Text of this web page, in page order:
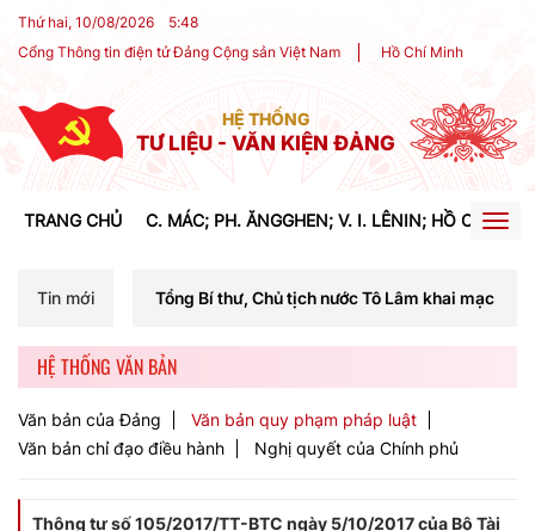
Thứ hai, 10/08/2026 5:48
Cổng Thông tin điện tử Đảng Cộng sản Việt Nam
Hồ Chí Minh
HỆ THỐNG
TƯ LIỆU - VĂN KIỆN ĐẢNG
TRANG CHỦ C. MÁC; PH. ĂNGGHEN; V. I. LÊNIN; HỒ CHÍ
Tin mới
Bí thư, Chủ tịch nước Tô Lâm khai mạc Hội nghị Trung ương
HỆ THỐNG VĂN BẢN
Văn bản của Đảng
Văn bản quy phạm pháp luật
Văn bản chỉ đạo điều hành
Nghị quyết của Chính phủ
Thông tư số 105/2017/TT-BTC ngày 5/10/2017 của Bộ Tài